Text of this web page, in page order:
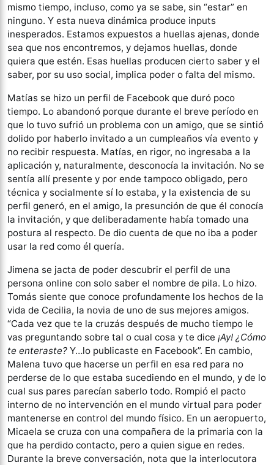
mismo tiempo, incluso, como ya se sabe, sin “estar” en
ninguno. Y esta nueva dinámica produce inputs
inesperados. Estamos expuestos a huellas ajenas, donde
sea que nos encontremos, y dejamos huellas, donde
quiera que estén. Esas huellas producen cierto saber y el
saber, por su uso social, implica poder o falta del mismo.
Matías se hizo un perfil de Facebook que duró poco
tiempo. Lo abandonó porque durante el breve período en
que lo tuvo sufrió un problema con un amigo, que se sintió
dolido por haberlo invitado a un cumpleaños vía evento y
no recibir respuesta. Matías, en rigor, no ingresaba a la
aplicación y, naturalmente, desconocía la invitación. No se
sentía allí presente y por ende tampoco obligado, pero
técnica y socialmente sí lo estaba, y la existencia de su
perfil generó, en el amigo, la presunción de que él conocía
la invitación, y que deliberadamente había tomado una
postura al respecto. De dio cuenta de que no iba a poder
usar la red como él quería.
Jimena se jacta de poder descubrir el perfil de una
persona online con solo saber el nombre de pila. Lo hizo.
Tomás siente que conoce profundamente los hechos de la
vida de Cecilia, la novia de uno de sus mejores amigos.
“Cada vez que te la cruzás después de mucho tiempo le
vas preguntando sobre tal o cual cosa y te dice ¡Ay! ¿Cómo
te enteraste? Y…lo publicaste en Facebook”. En cambio,
Malena tuvo que hacerse un perfil en esa red para no
perderse de lo que estaba sucediendo en el mundo, y de lo
cual sus pares parecían saberlo todo. Rompió el pacto
interno de no intervención en el mundo virtual para poder
mantenerse en control del mundo físico. En un aeropuerto,
Micaela se cruza con una compañera de la primaria con la
que ha perdido contacto, pero a quien sigue en redes.
Durante la breve conversación, nota que la interlocutora